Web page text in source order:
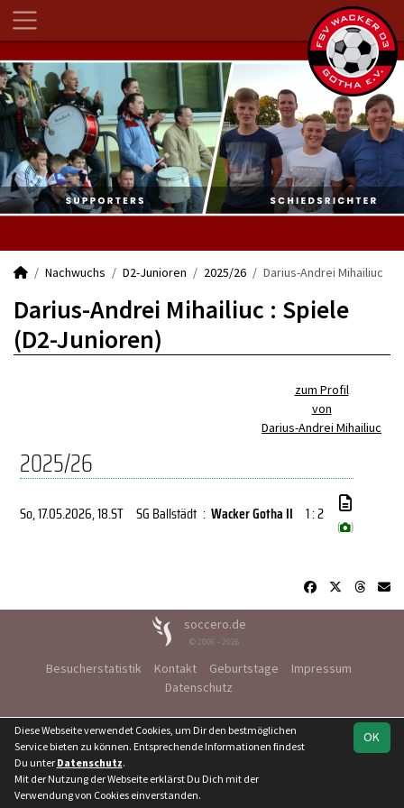
Nachwuchs D2-Junioren 2025/26 Darius-Andrei Mihailiuc
Darius-Andrei Mihailiuc : Spiele
(D2-Junioren)
zum Profil
von
Darius-Andrei Mihailiuc
2025/26
So, 17.05.2026, 18.ST SG Ballstädt : Wacker Gotha II 1 : 2
( )
soccero.de
© 2006 - 2026
Besucherstatistik Kontakt Geburtstage
Impressum
Datenschutz
OK
Diese Webseite verwendet Cookies, um Dir den bestmöglichen
Service bieten zu können. Entsprechende Informationen findest
Du unter Datenschutz.
Mit der Nutzung der Webseite erklärst Du Dich mit der
Verwendung von Cookies einverstanden.